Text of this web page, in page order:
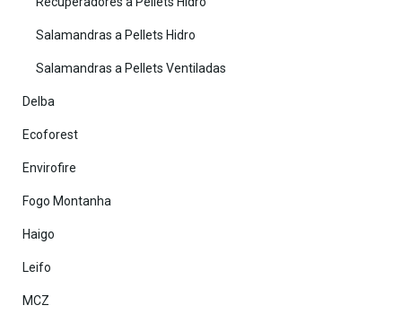
Salamandras a Pellets Hidro
Salamandras a Pellets Ventiladas
Delba
Ecoforest
Envirofire
Fogo Montanha
Haigo
Leifo
MCZ